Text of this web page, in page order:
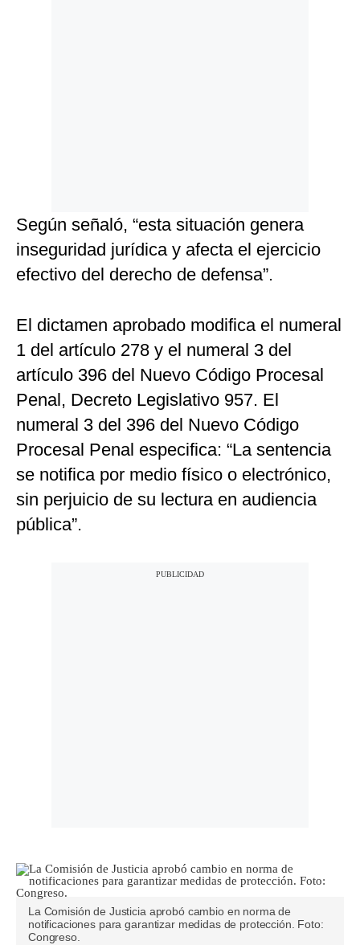
Según señaló, “esta situación genera
inseguridad jurídica y afecta el ejercicio
efectivo del derecho de defensa”.
El dictamen aprobado modifica el numeral
1 del artículo 278 y el numeral 3 del
artículo 396 del Nuevo Código Procesal
Penal, Decreto Legislativo 957. El
numeral 3 del 396 del Nuevo Código
Procesal Penal especifica: “La sentencia
se notifica por medio físico o electrónico,
sin perjuicio de su lectura en audiencia
pública”.
La Comisión de Justicia aprobó cambio en norma de
notificaciones para garantizar medidas de protección. Foto:
Congreso.